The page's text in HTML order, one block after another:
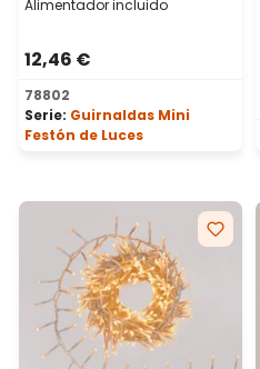
Alimentador incluido
12,46 €
78802
Serie: Guirnaldas Mini
Festón de Luces